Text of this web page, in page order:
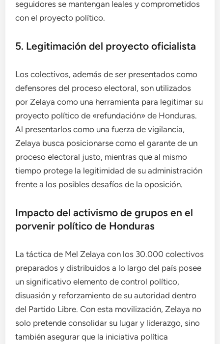
seguidores se mantengan leales y comprometidos
con el proyecto político.
5. Legitimación del proyecto oficialista
Los colectivos, además de ser presentados como
defensores del proceso electoral, son utilizados
por Zelaya como una herramienta para legitimar su
proyecto político de «refundación» de Honduras.
Al presentarlos como una fuerza de vigilancia,
Zelaya busca posicionarse como el garante de un
proceso electoral justo, mientras que al mismo
tiempo protege la legitimidad de su administración
frente a los posibles desafíos de la oposición.
Impacto del activismo de grupos en el
porvenir político de Honduras
La táctica de Mel Zelaya con los 30.000 colectivos
preparados y distribuidos a lo largo del país posee
un significativo elemento de control político,
disuasión y reforzamiento de su autoridad dentro
del Partido Libre. Con esta movilización, Zelaya no
solo pretende consolidar su lugar y liderazgo, sino
también asegurar que la iniciativa política